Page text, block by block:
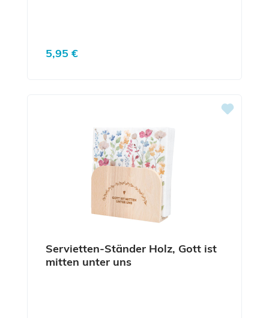
Regulärer Preis:
5,95 €
Servietten-Ständer Holz, Gott ist
mitten unter uns